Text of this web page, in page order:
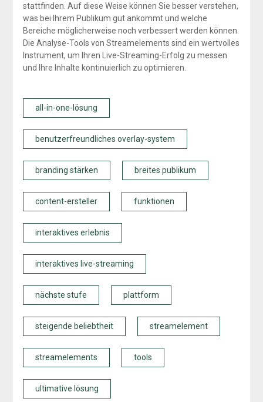
stattfinden. Auf diese Weise können Sie besser verstehen,
was bei Ihrem Publikum gut ankommt und welche
Bereiche möglicherweise noch verbessert werden können.
Die Analyse-Tools von Streamelements sind ein wertvolles
Instrument, um Ihren Live-Streaming-Erfolg zu messen
und Ihre Inhalte kontinuierlich zu optimieren.
all-in-one-lösung
benutzerfreundliches overlay-system
branding stärken breites publikum
content-ersteller funktionen
interaktives erlebnis
interaktives live-streaming
nächste stufe plattform
steigende beliebtheit streamelement
streamelements tools
ultimative lösung